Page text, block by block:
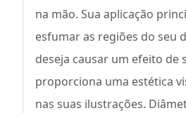
na mão. Sua aplicação
esfumar as regiões do seu
deseja causar um efeito de
proporciona uma estética
nas suas ilustrações.